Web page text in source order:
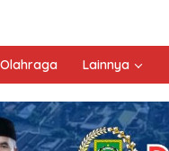
Olahraga Lainnya